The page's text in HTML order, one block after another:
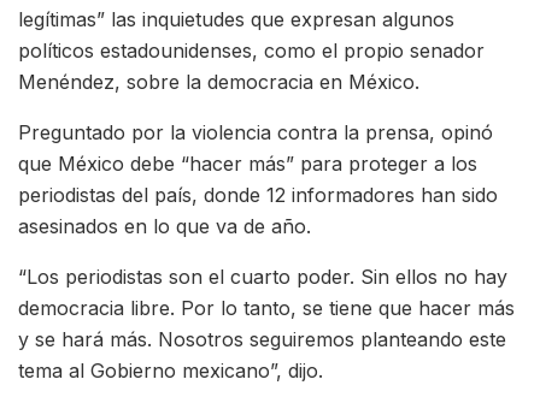
legítimas” las inquietudes que expresan algunos
políticos estadounidenses, como el propio senador
Menéndez, sobre la democracia en México.
Preguntado por la violencia contra la prensa, opinó
que México debe “hacer más” para proteger a los
periodistas del país, donde 12 informadores han sido
asesinados en lo que va de año.
“Los periodistas son el cuarto poder. Sin ellos no hay
democracia libre. Por lo tanto, se tiene que hacer más
y se hará más. Nosotros seguiremos planteando este
tema al Gobierno mexicano”, dijo.